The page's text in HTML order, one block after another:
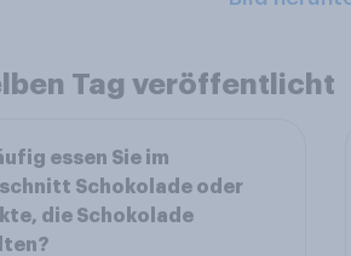
Tag veröffentlicht
essen Sie im
Schokolade oder
die Schokolade